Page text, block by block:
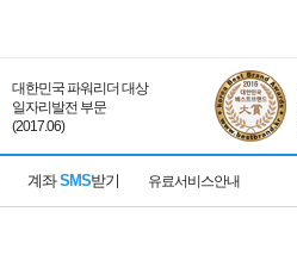
대한민국 파워리더 대상
일자리발전 부문
(2017.06)
계좌SMS받기 유료서비스안내